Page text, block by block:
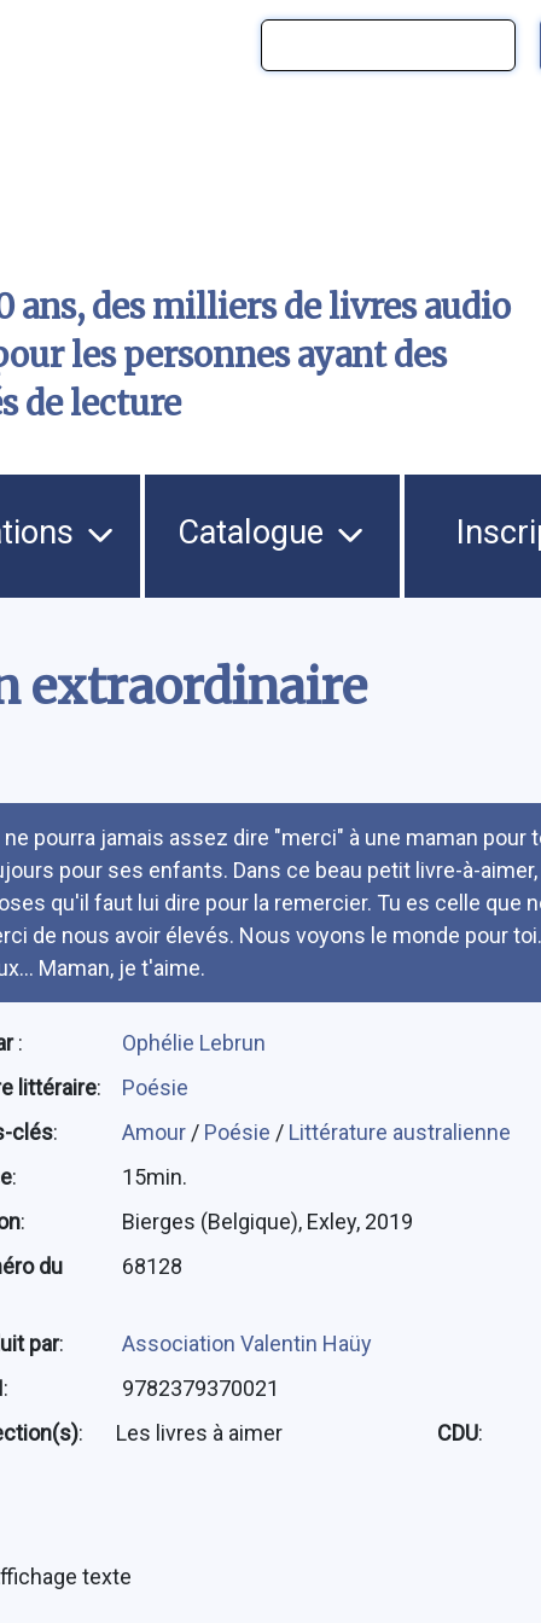
ans, des milliers de livres audio
les personnes ayant des
de lecture
Catalogue
extraordinaire
ne pourra jamais assez dire "merci" à une maman
pour ses enfants. Dans ce beau petit livre-à-
qu'il faut lui dire pour la remercier. Tu es celle que
de nous avoir élevés. Nous voyons le monde pour
Maman, je t'aime.
:
Ophélie Lebrun
littéraire:
Poésie
clés: Amour / Poésie / Littérature australienne
:
15min.
:
Bierges (Belgique), Exley, 2019
du
68128
par:
Association Valentin Haüy
:
9782379370021
: Les livres à aimer CDU:
texte